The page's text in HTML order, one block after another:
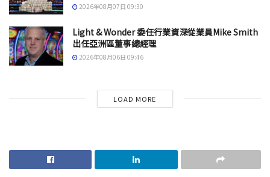
2026年08月07日 09:30
Light & Wonder 委任行業資深從業員Mike Smith
出任亞洲區董事總經理
2026年08月06日 09:46
LOAD MORE